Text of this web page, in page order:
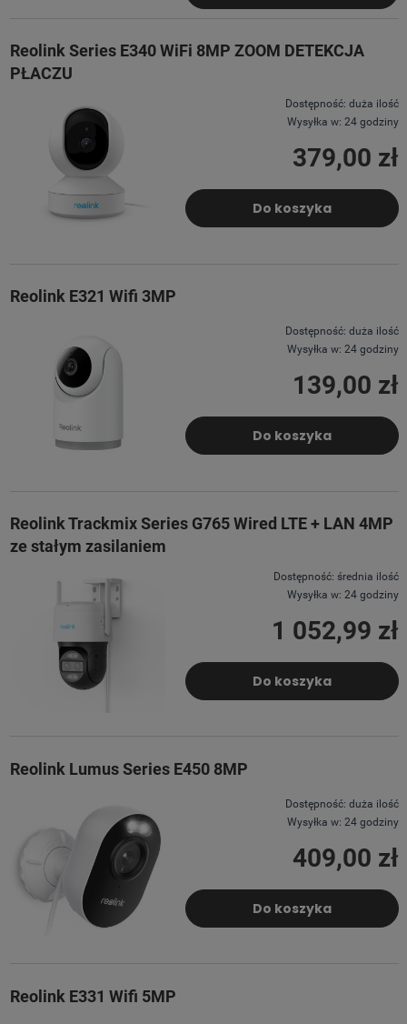
Reolink Series E340 WiFi 8MP ZOOM DETEKCJA
PŁACZU
Dostępność: duża ilość
Wysyłka w: 24 godziny
379,00 zł
Do koszyka
Reolink E321 Wifi 3MP
Dostępność: duża ilość
Wysyłka w: 24 godziny
139,00 zł
Do koszyka
Reolink Trackmix Series G765 Wired LTE + LAN 4MP
ze stałym zasilaniem
Dostępność: średnia ilość
Wysyłka w: 24 godziny
1 052,99 zł
Do koszyka
Reolink Lumus Series E450 8MP
Dostępność: duża ilość
Wysyłka w: 24 godziny
409,00 zł
Do koszyka
Reolink E331 Wifi 5MP